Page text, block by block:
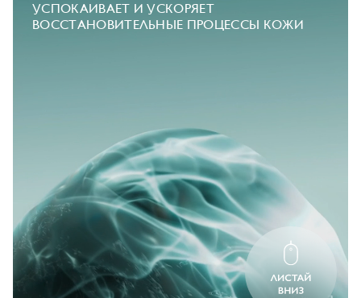
УСПОКАИВАЕТ И УСКОРЯЕТ
ВОССТАНОВИТЕЛЬНЫЕ ПРОЦЕССЫ КОЖИ